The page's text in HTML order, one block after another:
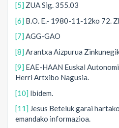
[5] ZUA Sig. 355.03
[6] B.O. E.- 1980-11-12ko 72.
[7] AGG-GAO
[8] Arantxa Aizpurua
[9] EAE-HAAN Euskal
Herri Artxibo Nagusia.
[10] Ibidem.
[11] Jesus Beteluk garai
emandako informazioa.